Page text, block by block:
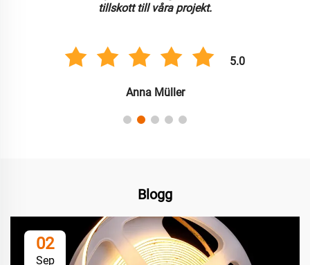
tillskott till våra projekt.
5.0
Anna Müller
Blogg
02
Sep